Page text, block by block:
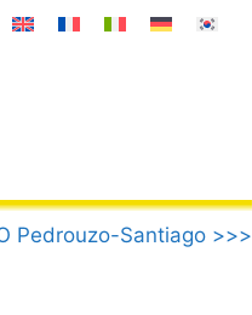
Pedrouzo-Santiago >>>